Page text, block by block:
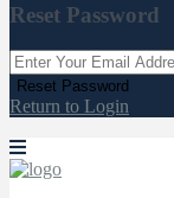
Reset Password
Reset Password
Return to Login